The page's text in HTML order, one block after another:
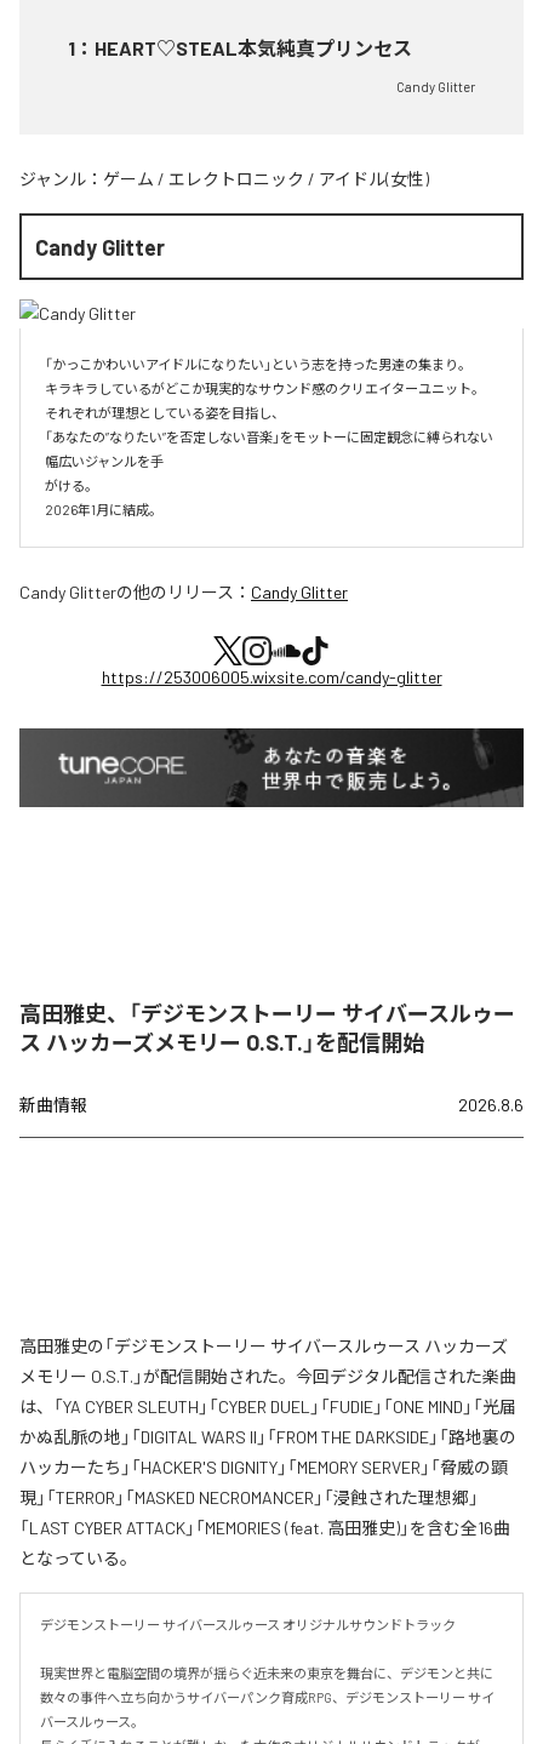
1 ： HEART♡STEAL本気純真プリンセス
Candy Glitter
ジャンル： ゲーム / エレクトロニック / アイドル(女性)
Candy Glitter
「かっこかわいいアイドルになりたい」という志を持った男達の集まり。
キラキラしているがどこか現実的なサウンド感のクリエイターユニット。
それぞれが理想としている姿を目指し、
「あなたの”なりたい”を否定しない音楽」をモットーに固定観念に縛られない
幅広いジャンルを手
がける。
2026年1月に結成。
Candy Glitterの他のリリース： Candy Glitter
https://253006005.wixsite.com/candy-glitter
高田雅史、「デジモンストーリー サイバースルゥー
ス ハッカーズメモリー O.S.T.」を配信開始
新曲情報 2026.8.6
高田雅史の「デジモンストーリー サイバースルゥース ハッカーズ
メモリー O.S.T.」が配信開始された。今回デジタル配信された楽曲
は、「YA CYBER SLEUTH」「CYBER DUEL」「FUDIE」「ONE MIND」「光届
かぬ乱脈の地」「DIGITAL WARS II」「FROM THE DARKSIDE」「路地裏の
ハッカーたち」「HACKER'S DIGNITY」「MEMORY SERVER」「脅威の顕
現」「TERROR」「MASKED NECROMANCER」「浸蝕された理想郷」
「LAST CYBER ATTACK」「MEMORIES (feat. 高田雅史)」を含む全16曲
となっている。
デジモンストーリー サイバースルゥース オリジナルサウンドトラック
現実世界と電脳空間の境界が揺らぐ近未来の東京を舞台に、デジモンと共に
数々の事件へ立ち向かうサイバーパンク育成RPG、デジモンストーリー サイ
バースルゥース。